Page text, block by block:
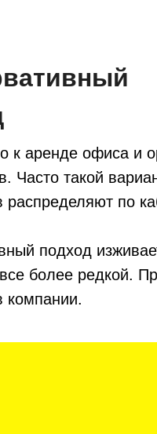
к аренде офиса и
Часто такой
распределяют по
подход
более редкой.
компании.